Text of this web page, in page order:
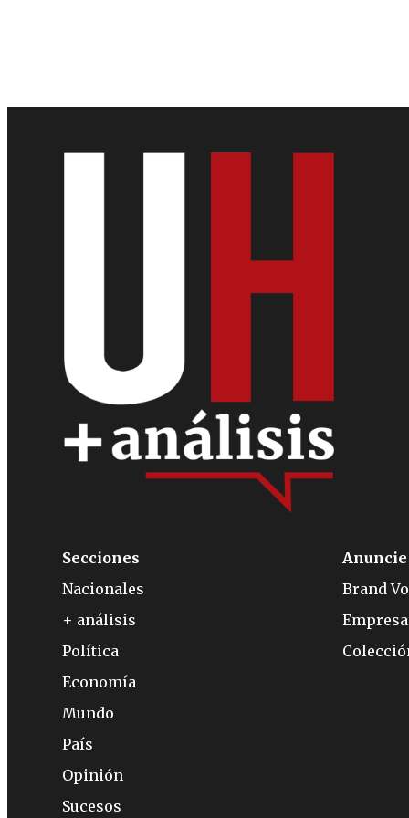
Secciones
Nacionales
+ análisis
Política
Economía
Mundo
País
Opinión
Sucesos
Brand